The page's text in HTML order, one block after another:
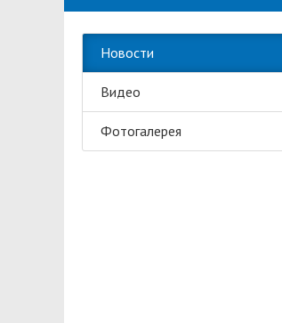
Новости
Видео
Фотогалерея